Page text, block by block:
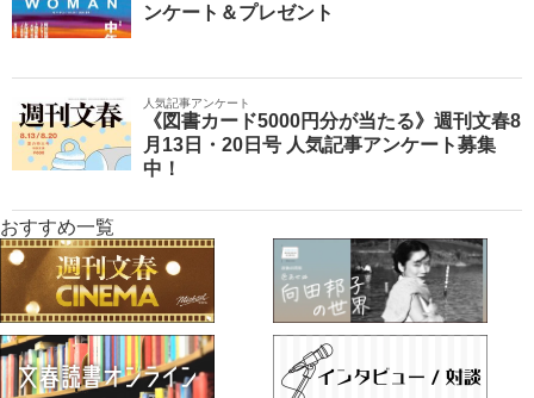
ンケート＆プレゼント
人気記事アンケート
《図書カード5000円分が当たる》週刊文春8
月13日・20日号 人気記事アンケート募集
中！
おすすめ一覧